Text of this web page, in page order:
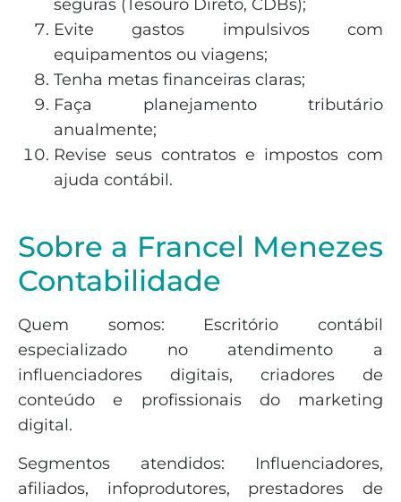
seguras (Tesouro Direto, CDBs);
Evite gastos impulsivos com
equipamentos ou viagens;
Tenha metas financeiras claras;
Faça planejamento tributário
anualmente;
Revise seus contratos e impostos com
ajuda contábil.
Sobre a Francel Menezes
Contabilidade
Quem somos: Escritório contábil
especializado no atendimento a
influenciadores digitais, criadores de
conteúdo e profissionais do marketing
digital.
Segmentos atendidos: Influenciadores,
afiliados, infoprodutores, prestadores de